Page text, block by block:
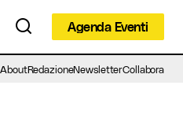
Agenda Eventi
Agenda Eventi
AboutRedazioneNewsletterCollabora